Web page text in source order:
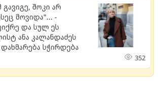
შოკი არ
მოვიდა"... -
და სულ ეს
ანა კალანდაძეს
სჭირდება
352